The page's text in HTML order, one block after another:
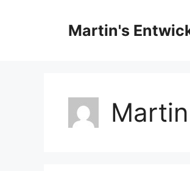
Martin's
Martin